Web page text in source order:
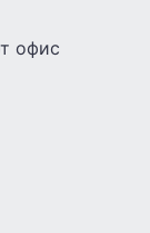
офис